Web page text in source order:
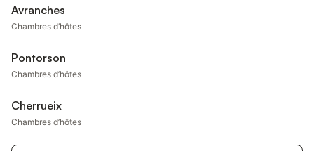
Avranches
Chambres d’hôtes
Pontorson
Chambres d’hôtes
Cherrueix
Chambres d’hôtes